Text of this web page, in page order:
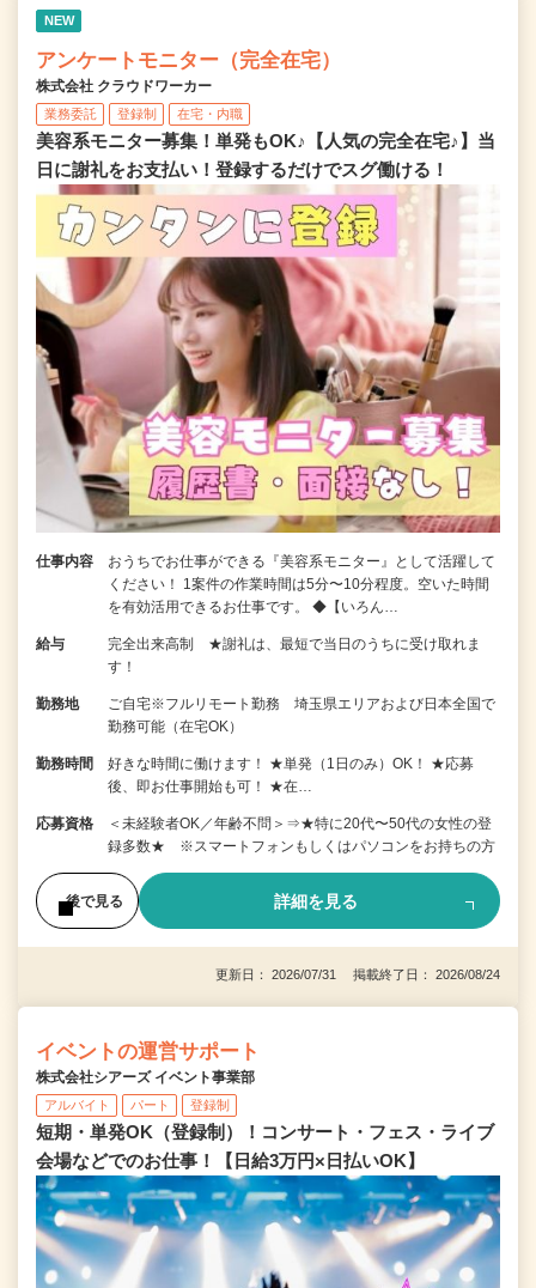
NEW
アンケートモニター（完全在宅）
株式会社 クラウドワーカー
業務委託 登録制 在宅・内職
美容系モニター募集！単発もOK♪【人気の完全在宅♪】当
日に謝礼をお支払い！登録するだけでスグ働ける！
仕事内容
おうちでお仕事ができる『美容系モニター』として活躍して
ください！ 1案件の作業時間は5分〜10分程度。空いた時間
を有効活用できるお仕事です。 ◆【いろん…
給与
完全出来高制 ★謝礼は、最短で当日のうちに受け取れま
す！
勤務地
ご自宅※フルリモート勤務 埼玉県エリアおよび日本全国で
勤務可能（在宅OK）
勤務時間
好きな時間に働けます！ ★単発（1日のみ）OK！ ★応募
後、即お仕事開始も可！ ★在…
応募資格
＜未経験者OK／年齢不問＞⇒★特に20代〜50代の女性の登
録多数★ ※スマートフォンもしくはパソコンをお持ちの方
後で見る 詳細を見る
更新日： 2026/07/31 掲載終了日： 2026/08/24
イベントの運営サポート
株式会社シアーズ イベント事業部
アルバイト パート 登録制
短期・単発OK（登録制）！コンサート・フェス・ライブ
会場などでのお仕事！【日給3万円×日払いOK】